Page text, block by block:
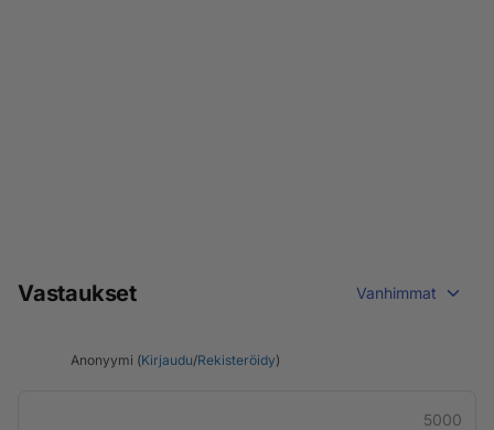
Vastaukset Vanhimmat
Anonyymi (Kirjaudu/Rekisteröidy)
5000